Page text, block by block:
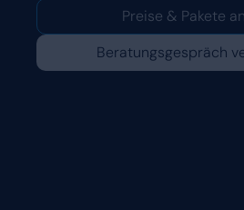
Preise & Pakete
Beratungsgespräch